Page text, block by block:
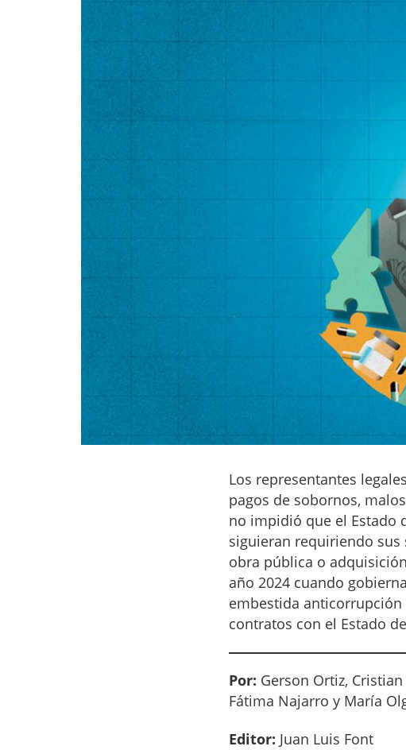
Los representantes
pagos de sobornos,
no impidió que el Estado
siguieran requiriendo
obra pública o
año 2024 cuando
embestida
contratos con el Estado
Por: Gerson Ortiz,
Fátima Najarro y María
Editor: Juan Luis Font